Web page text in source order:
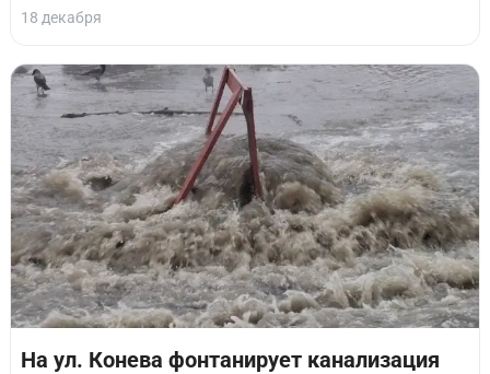
18 декабря
На ул. Конева фонтанирует канализация